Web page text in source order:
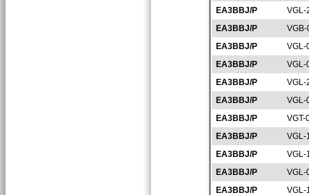
EA3BBJ/P
VGL-
EA3BBJ/P
EA3BBJ/P
VGL-
EA3BBJ/P
VGL-
EA3BBJ/P
VGL-
EA3BBJ/P
VGL-
EA3BBJ/P
VGT-
EA3BBJ/P
VGL-
EA3BBJ/P
VGL-
EA3BBJ/P
VGL-
EA3BBJ/P
VGL-